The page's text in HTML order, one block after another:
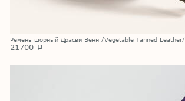
Ремень шорный Драсви Венн /Vegetable Tanned Leather/
21700 p